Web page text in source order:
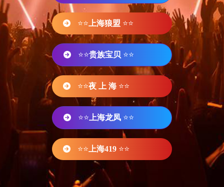
⭐⭐ 上海狼盟 ⭐⭐
⭐⭐贵族宝贝 ⭐⭐
⭐⭐夜 上 海 ⭐⭐
⭐⭐ 上海龙凤 ⭐⭐
⭐⭐ 上海419 ⭐⭐